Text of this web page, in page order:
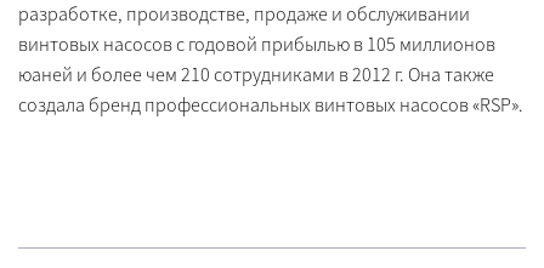
разработке, производстве, продаже и обслуживании
винтовых насосов с годовой прибылью в 105 миллионов
юаней и более чем 210 сотрудниками в 2012 г. Она также
создала бренд профессиональных винтовых насосов «RSP».